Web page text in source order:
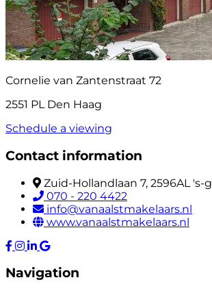
Cornelie van Zantenstraat 72
2551 PL Den Haag
Schedule a viewing
Contact information
Zuid-Hollandlaan 7, 2596AL 's-
070 - 220 4422
info@vanaalstmakelaars.nl
www.vanaalstmakelaars.nl
Navigation